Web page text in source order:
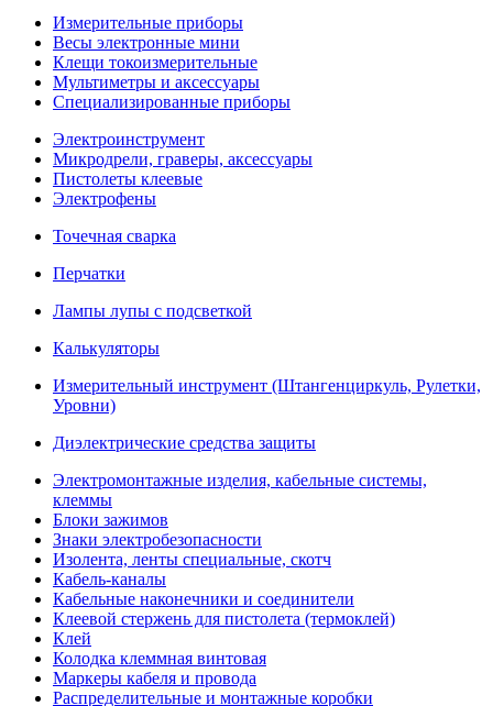
Измерительные приборы
Весы электронные мини
Клещи токоизмерительные
Мультиметры и аксессуары
Специализированные приборы
Электроинструмент
Микродрели, граверы, аксессуары
Пистолеты клеевые
Электрофены
Точечная сварка
Перчатки
Лампы лупы с подсветкой
Калькуляторы
Измерительный инструмент (Штангенциркуль, Рулетки,
Уровни)
Диэлектрические средства защиты
Электромонтажные изделия, кабельные системы,
клеммы
Блоки зажимов
Знаки электробезопасности
Изолента, ленты специальные, скотч
Кабель-каналы
Кабельные наконечники и соединители
Клеевой стержень для пистолета (термоклей)
Клей
Колодка клеммная винтовая
Маркеры кабеля и провода
Распределительные и монтажные коробки